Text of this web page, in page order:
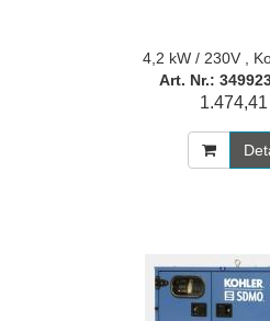
4,2 kW / 230V ,
Art. Nr.: